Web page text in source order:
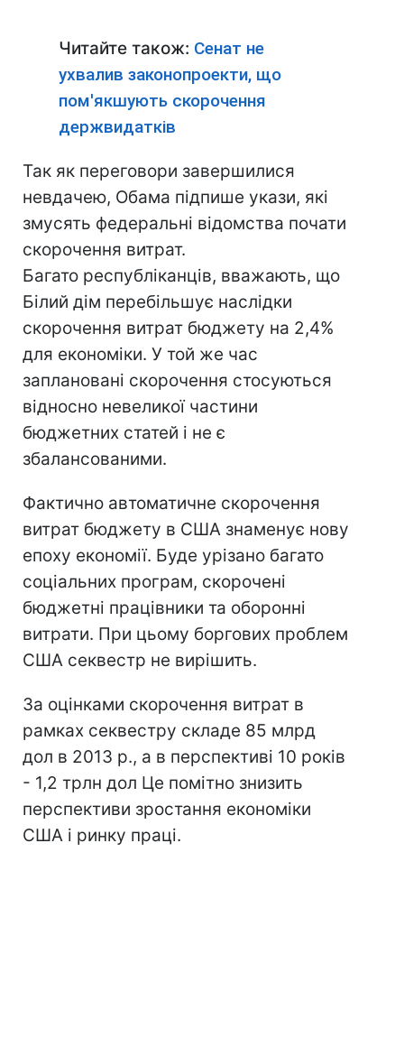
Читайте також: Сенат не
ухвалив законопроекти, що
пом'якшують скорочення
держвидатків
Так як переговори завершилися
невдачею, Обама підпише укази, які
змусять федеральні відомства почати
скорочення витрат.
Багато республіканців, вважають, що
Білий дім перебільшує наслідки
скорочення витрат бюджету на 2,4%
для економіки. У той же час
заплановані скорочення стосуються
відносно невеликої частини
бюджетних статей і не є
збалансованими.
Фактично автоматичне скорочення
витрат бюджету в США знаменує нову
епоху економії. Буде урізано багато
соціальних програм, скорочені
бюджетні працівники та оборонні
витрати. При цьому боргових проблем
США секвестр не вирішить.
За оцінками скорочення витрат в
рамках секвестру складе 85 млрд
дол в 2013 р., а в перспективі 10 років
- 1,2 трлн дол Це помітно знизить
перспективи зростання економіки
США і ринку праці.